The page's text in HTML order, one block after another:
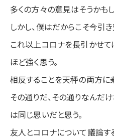
多くの方々の意見はそうかも
しかし、僕はだからこそ今引
これ以上コロナを長引かせ
ほど強く思う。
相反することを天秤の両方に
その通りだ、その通りなんだ
は同じ思いだと思う。
友人とコロナについて議論す